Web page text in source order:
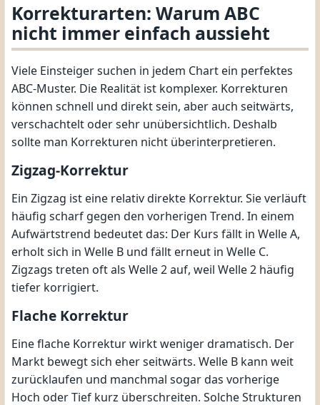
Korrekturarten: Warum ABC
nicht immer einfach aussieht
Viele Einsteiger suchen in jedem Chart ein perfektes
ABC-Muster. Die Realität ist komplexer. Korrekturen
können schnell und direkt sein, aber auch seitwärts,
verschachtelt oder sehr unübersichtlich. Deshalb
sollte man Korrekturen nicht überinterpretieren.
Zigzag-Korrektur
Ein Zigzag ist eine relativ direkte Korrektur. Sie verläuft
häufig scharf gegen den vorherigen Trend. In einem
Aufwärtstrend bedeutet das: Der Kurs fällt in Welle A,
erholt sich in Welle B und fällt erneut in Welle C.
Zigzags treten oft als Welle 2 auf, weil Welle 2 häufig
tiefer korrigiert.
Flache Korrektur
Eine flache Korrektur wirkt weniger dramatisch. Der
Markt bewegt sich eher seitwärts. Welle B kann weit
zurücklaufen und manchmal sogar das vorherige
Hoch oder Tief kurz überschreiten. Solche Strukturen